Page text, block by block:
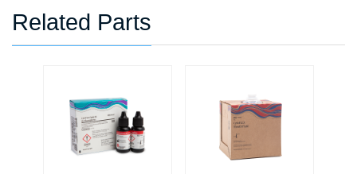
Related Parts